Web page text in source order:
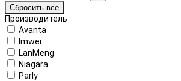
Сбросить все
Производитель
Avanta
Imwei
LanMeng
Niagara
Parly